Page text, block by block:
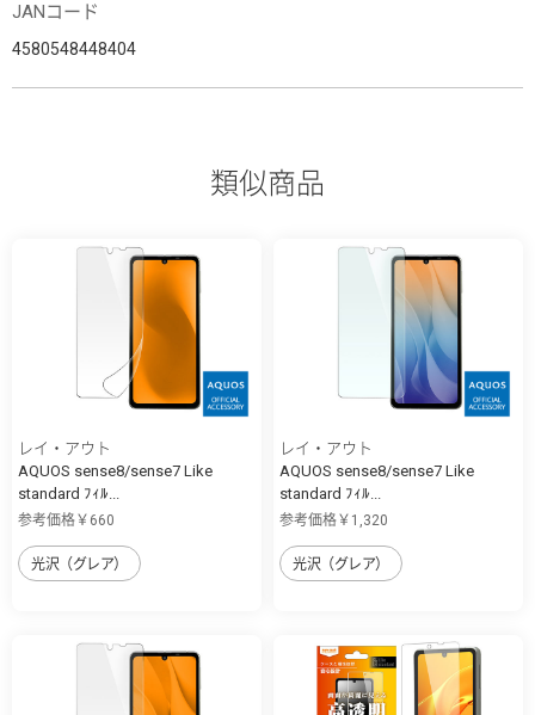
JANコード
4580548448404
類似商品
レイ・アウト
AQUOS sense8/sense7 Like
standard ﾌｨﾙ...
参考価格￥660
光沢（グレア）
レイ・アウト
AQUOS sense8/sense7 Like
standard ﾌｨﾙ...
参考価格￥1,320
光沢（グレア）